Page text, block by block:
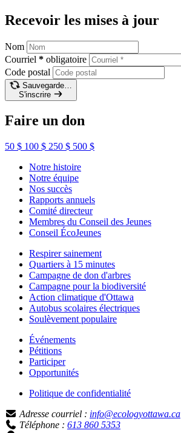
Recevoir les mises à jour
Nom
Courriel * obligatoire
Code postal
Sauvegarde…
S'inscrire
Faire un don
50 $ 100 $ 250 $ 500 $
Notre histoire
Notre équipe
Nos succès
Rapports annuels
Comité directeur
Membres du Conseil des Jeunes
Conseil ÉcoJeunes
Respirer sainement
Quartiers à 15 minutes
Campagne de don d'arbres
Campagne pour la biodiversité
Action climatique d'Ottawa
Autobus scolaires électriques
Soulèvement populaire
Événements
Pétitions
Participer
Opportunités
Politique de confidentialité
Adresse courriel : info@ecologyottawa.ca
Téléphone : 613 860 5353